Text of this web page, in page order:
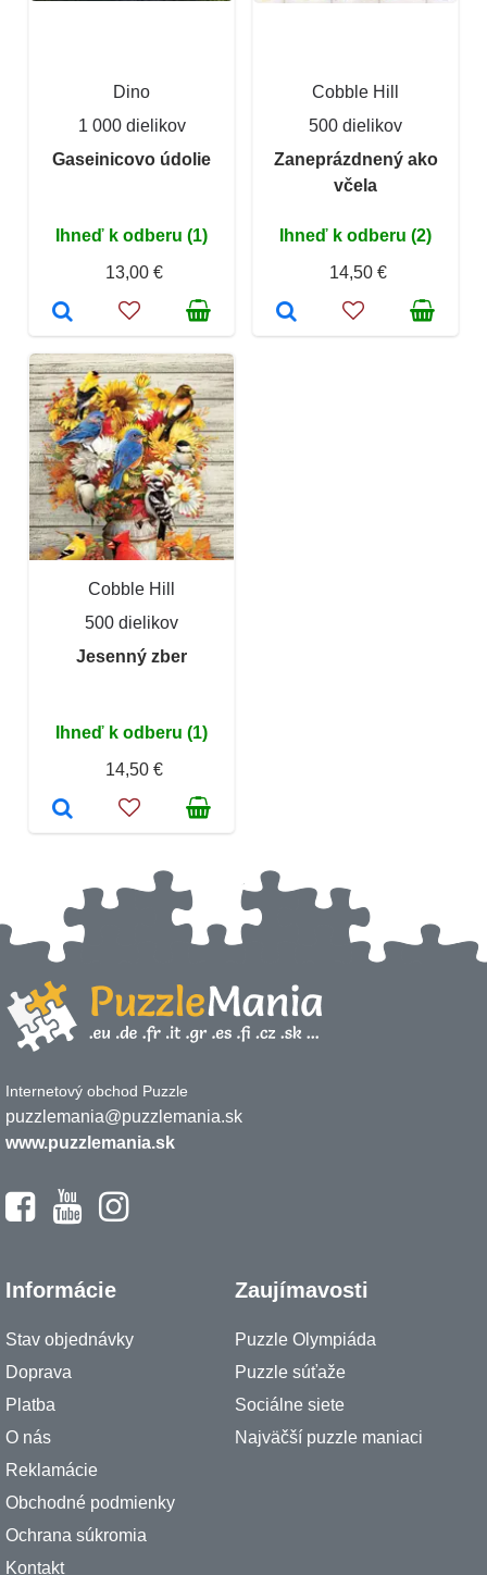
Dino
1 000 dielikov
Gaseinicovo údolie
Ihneď k odberu (1)
13,00 €
Cobble Hill
500 dielikov
Zaneprázdnený ako
včela
Ihneď k odberu (2)
14,50 €
Cobble Hill
500 dielikov
Jesenný zber
Ihneď k odberu (1)
14,50 €
Internetový obchod Puzzle
puzzlemania@puzzlemania.sk
www.puzzlemania.sk
Informácie
Stav objednávky
Doprava
Platba
O nás
Reklamácie
Obchodné podmienky
Ochrana súkromia
Kontakt
Zaujímavosti
Puzzle Olympiáda
Puzzle súťaže
Sociálne siete
Najväčší puzzle maniaci